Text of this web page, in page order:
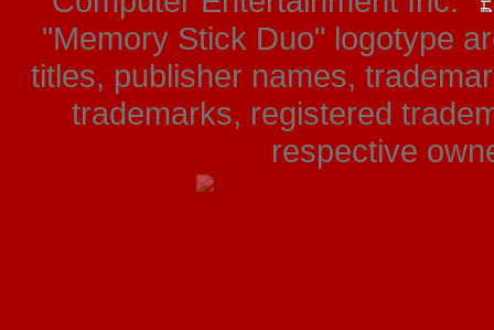
"Memory Stick Duo" logotype
titles, publisher names,
trademarks, registered
respective